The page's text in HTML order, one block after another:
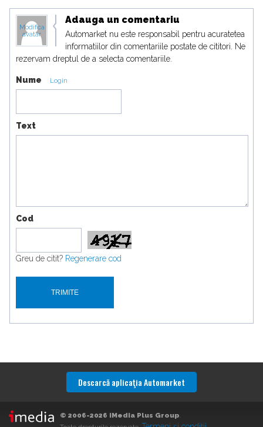
Modifica
avatar
Adauga un comentariu
Automarket nu este responsabil pentru acuratetea
informatiilor din comentariile postate de cititori. Ne
rezervam dreptul de a selecta comentariile.
Nume Login
Text
Cod
Greu de citit? Regenerare cod
Descarcă aplicaţia Automarket
© 2006-2026 iMedia Plus Group.